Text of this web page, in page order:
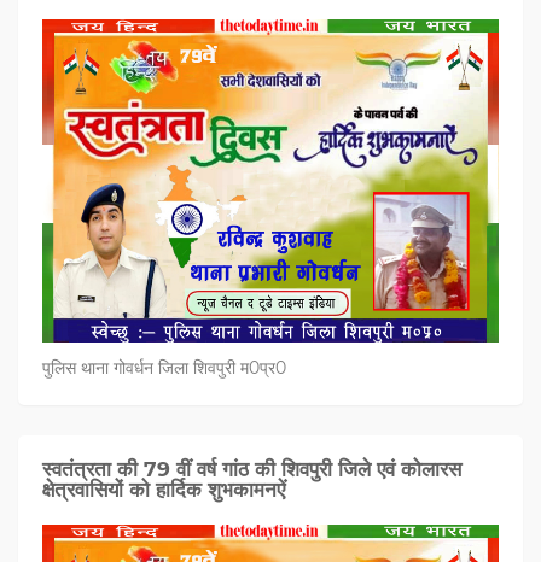
पुलिस थाना गोवर्धन जिला शिवपुरी म0प्र0
स्वतंत्रता की 79 वीं वर्ष गांठ की शिवपुरी जिले एवं कोलारस
क्षेत्रवासियों को हार्दिक शुभकामनऐं